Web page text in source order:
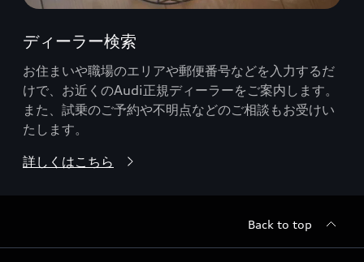
ディーラー検索
お住まいや職場のエリアや郵便番号などを入力するだ
けで、お近くのAudi正規ディーラーをご案内します。
また、試乗のご予約や不明点などのご相談もお受けい
たします。
詳しくはこちら
Back to top